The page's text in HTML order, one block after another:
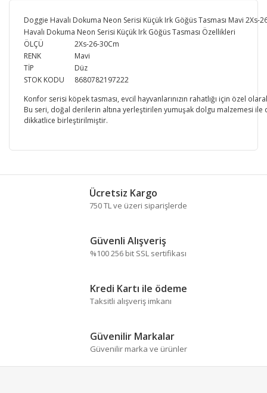
Doggie Havalı Dokuma Neon Serisi Küçük Irk Göğüs Tasması Mavi 2Xs-
Havalı Dokuma Neon Serisi Küçük Irk Göğüs Tasması Özellikleri
ÖLÇÜ
2Xs-26-30Cm
RENK
Mavi
TİP
Düz
STOK KODU
8680782197222
Konfor serisi köpek tasması, evcil hayvanlarınızın rahatlığı için özel
Bu seri, doğal derilerin altına yerleştirilen yumuşak dolgu malzemesi ile
dikkatlice birleştirilmiştir.
Bu ürüne ilk yorumu siz yapın!
formunu kullanarak tarafımıza iletebilirsiniz.
Görüş ve önerileriniz için teşekkür ederiz.
Ürün açıklamasında eksik bilgiler bulunuyor.
Ürün fiyatı diğer sitelerden daha pahalı.
Bu ürüne benzer farklı alternatifler olmalı.
Ücretsiz Kargo
750 TL ve üzeri siparişlerde
Güvenli Alışveriş
%100 256 bit SSL sertifikası
Kredi Kartı ile ödeme
Taksitli alışveriş imkanı
Güvenilir Markalar
Güvenilir marka ve ürünler